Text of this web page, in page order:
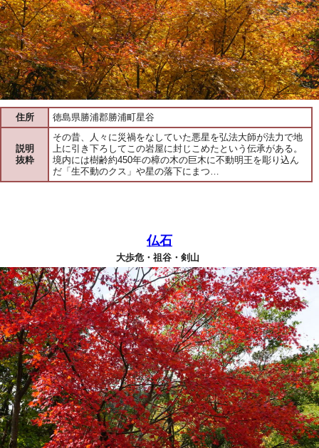
住所 徳島県勝浦郡勝浦町星谷
説明
抜粋
その昔、人々に災禍をなしていた悪星を弘法大師が法力で地
上に引き下ろしてこの岩屋に封じこめたという伝承がある。
境内には樹齢約450年の樟の木の巨木に不動明王を彫り込ん
だ「生不動のクス」や星の落下にまつ…
仏石
大歩危・祖谷・剣山